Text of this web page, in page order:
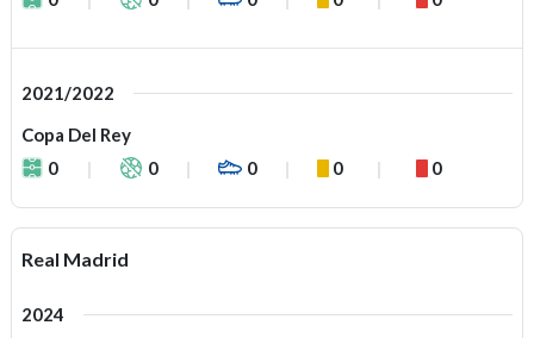
2021/2022
Copa Del Rey
0
0 0 0 0
Real Madrid
2024